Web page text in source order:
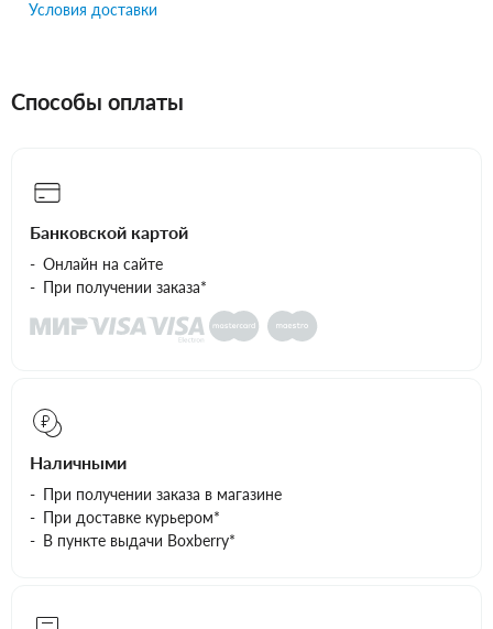
Условия доставки
Способы оплаты
Банковской картой
Онлайн на сайте
При получении заказа*
Наличными
При получении заказа в магазине
При доставке курьером*
В пункте выдачи Boxberry*